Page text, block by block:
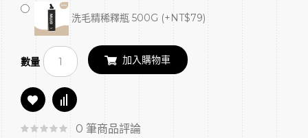
洗毛精稀釋瓶 500G (+NT$79)
數量 加入購物車
0 筆商品評論